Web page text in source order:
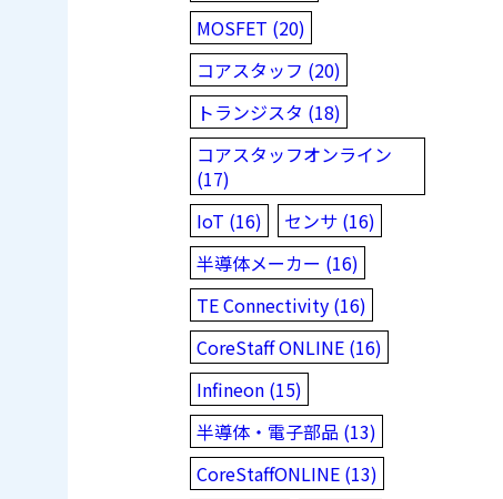
MOSFET (20)
コアスタッフ (20)
トランジスタ (18)
コアスタッフオンライン
(17)
IoT (16)
センサ (16)
半導体メーカー (16)
TE Connectivity (16)
CoreStaff ONLINE (16)
Infineon (15)
半導体・電子部品 (13)
CoreStaffONLINE (13)